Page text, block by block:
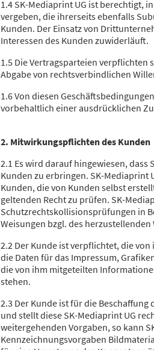
1.4 SK-Mediaprint UG ist berechtigt,
vergeben, die ihrerseits ebenfalls
Kunden. Der Einsatz von
Interessen des Kunden zuwiderläuft.
1.5 Die Vertragsparteien
Abgabe von rechtsverbindlichen
1.6 Von diesen
vorbehaltlich einer ausdrücklichen
2. Mitwirkungspflichten des Kunden
2.1 Es wird darauf hingewiesen,
Kunden zu erbringen. SK-Mediaprint
Kunden, die von Kunden selbst
geltenden Recht zu prüfen. SK-
Schutzrechtskollisionsprüfungen in
Weisungen bzgl. des
2.2 Der Kunde ist verpflichtet, die
die Daten für das Impressum,
die von ihm mitgeteilten
stehen.
2.3 Der Kunde ist für die
und stellt diese SK-Mediaprint UG
weitergehenden Vorgaben, so kann
Kennzeichnungsvorgaben